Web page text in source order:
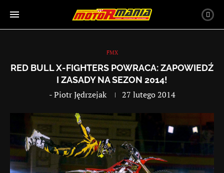
FMX
RED BULL X-FIGHTERS POWRACA: ZAPOWIEDŹ
I ZASADY NA SEZON 2014!
-Piotr Jędrzejak 27 lutego 2014